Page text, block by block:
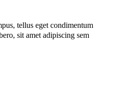
tellus eget condimentum
sit amet adipiscing sem